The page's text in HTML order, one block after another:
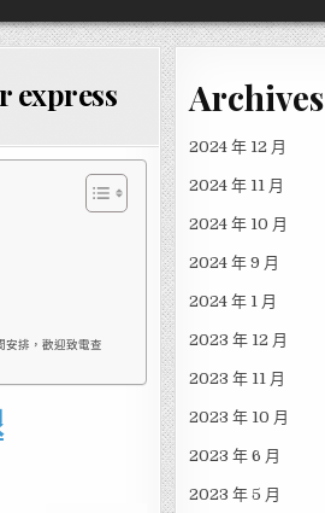
express
安排，歡迎致電查
Archives
2024 年 12 月
2024 年 11 月
2024 年 10 月
2024 年 9 月
2024 年 1 月
2023 年 12 月
2023 年 11 月
2023 年 10 月
2023 年 6 月
2023 年 5 月